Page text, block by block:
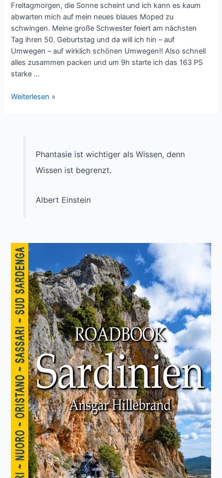
Freitagmorgen, die Sonne scheint und ich kann es kaum
abwarten mich auf mein neues blaues Moped zu
schwingen. Meine große Schwester feiert am nächsten
Tag ihren 50. Geburtstag und da will ich hin – auf
Umwegen – auf wirklich schönen Umwegen!! Also schnell
alles zusammen packen und um 9h starte ich das 163 PS
starke …
Männerspaß
Weiterlesen »
Phantasie ist wichtiger als Wissen, denn
Wissen ist begrenzt.
Albert Einstein